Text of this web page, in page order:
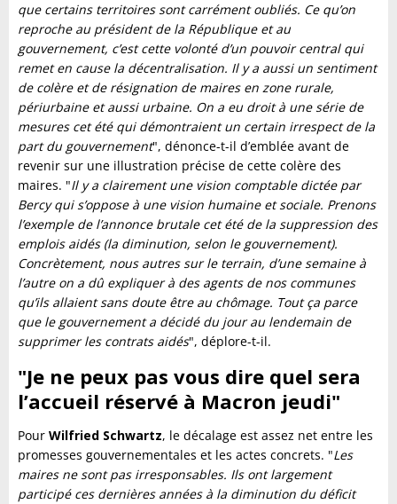
que certains territoires sont carrément oubliés. Ce qu’on
reproche au président de la République et au
gouvernement, c’est cette volonté d’un pouvoir central qui
remet en cause la décentralisation. Il y a aussi un sentiment
de colère et de résignation de maires en zone rurale,
périurbaine et aussi urbaine. On a eu droit à une série de
mesures cet été qui démontraient un certain irrespect de la
part du gouvernement", dénonce-t-il d’emblée avant de
revenir sur une illustration précise de cette colère des
maires. "Il y a clairement une vision comptable dictée par
Bercy qui s’oppose à une vision humaine et sociale. Prenons
l’exemple de l’annonce brutale cet été de la suppression des
emplois aidés (la diminution, selon le gouvernement).
Concrètement, nous autres sur le terrain, d’une semaine à
l’autre on a dû expliquer à des agents de nos communes
qu’ils allaient sans doute être au chômage. Tout ça parce
que le gouvernement a décidé du jour au lendemain de
supprimer les contrats aidés", déplore-t-il.
"Je ne peux pas vous dire quel sera
l’accueil réservé à Macron jeudi"
Pour Wilfried Schwartz, le décalage est assez net entre les
promesses gouvernementales et les actes concrets. "Les
maires ne sont pas irresponsables. Ils ont largement
participé ces dernières années à la diminution du déficit